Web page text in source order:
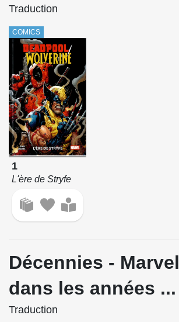
Traduction
COMICS
1
L'ère de Stryfe
Décennies - Marvel
dans les années ...
Traduction